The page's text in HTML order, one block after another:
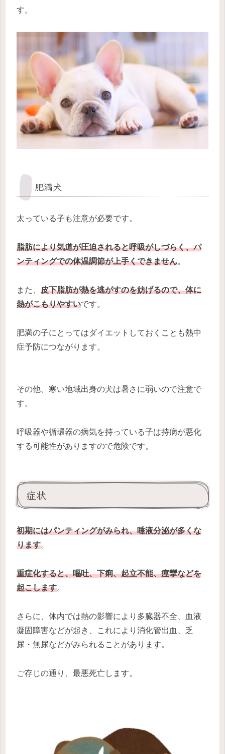
す。
肥満犬
太っている子も注意が必要です。
脂肪により気道が圧迫されると呼吸がしづらく、パ
ンティングでの体温調節が上手くできません。
また、 皮下脂肪が熱を逃がすのを妨げるので、体に
熱がこもりやすいです。
肥満の子にとってはダイエットしておくことも熱中
症予防につながります。
その他、寒い地域出身の犬は暑さに弱いので注意で
す。
呼吸器や循環器の病気を持っている子は持病が悪化
する可能性がありますので危険です。
症状
初期にはパンティングがみられ、唾液分泌が多くな
ります。
重症化すると、嘔吐、下痢、起立不能、痙攣などを
起こします。
さらに、体内では熱の影響により多臓器不全、血液
凝固障害などが起き、これにより消化管出血、乏
尿・無尿などがみられることがあります。
ご存じの通り、最悪死亡します。